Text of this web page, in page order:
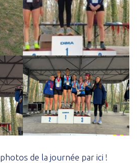
de la journée par ici !